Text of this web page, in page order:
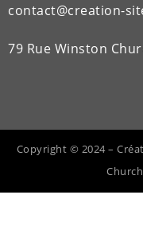
contact@creation-
79 Rue Winston
Copyright © 2024 –